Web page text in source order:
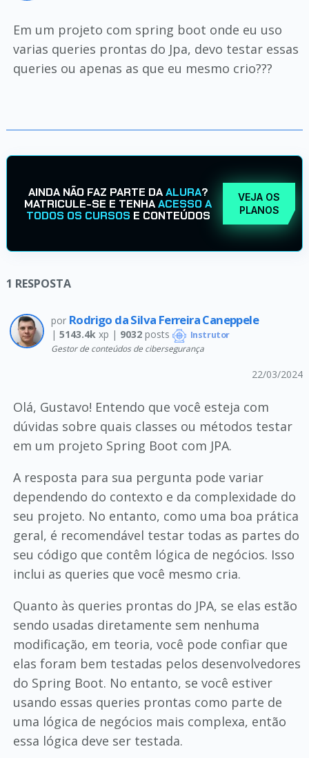
Em um projeto com spring boot onde eu uso
varias queries prontas do Jpa, devo testar essas
queries ou apenas as que eu mesmo crio???
AINDA NÃO FAZ PARTE DAALURA?
MATRICULE-SE E TENHAACESSO A
TODOS OS CURSOS E CONTEÚDOS
VEJA OS
PLANOS
1 RESPOSTA
por Rodrigo da Silva Ferreira Caneppele
| 5143.4kxp | 9032posts Instrutor
Gestor de conteúdos de cibersegurança
22/03/2024
Olá, Gustavo! Entendo que você esteja com
dúvidas sobre quais classes ou métodos testar
em um projeto Spring Boot com JPA.
A resposta para sua pergunta pode variar
dependendo do contexto e da complexidade do
seu projeto. No entanto, como uma boa prática
geral, é recomendável testar todas as partes do
seu código que contêm lógica de negócios. Isso
inclui as queries que você mesmo cria.
Quanto às queries prontas do JPA, se elas estão
sendo usadas diretamente sem nenhuma
modificação, em teoria, você pode confiar que
elas foram bem testadas pelos desenvolvedores
do Spring Boot. No entanto, se você estiver
usando essas queries prontas como parte de
uma lógica de negócios mais complexa, então
essa lógica deve ser testada.